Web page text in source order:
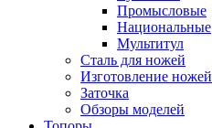
Промысловые
Национальные
Мультитул
Сталь для ножей
Изготовление ножей
Заточка
Обзоры моделей